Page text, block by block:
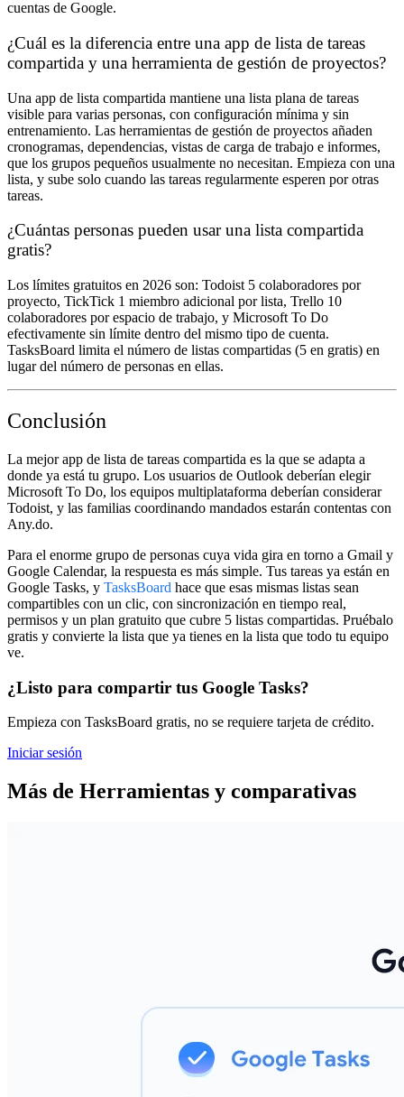
cuentas de Google.
¿Cuál es la diferencia entre una app de lista de tareas
compartida y una herramienta de gestión de proyectos?
Una app de lista compartida mantiene una lista plana de tareas
visible para varias personas, con configuración mínima y sin
entrenamiento. Las herramientas de gestión de proyectos añaden
cronogramas, dependencias, vistas de carga de trabajo e informes,
que los grupos pequeños usualmente no necesitan. Empieza con una
lista, y sube solo cuando las tareas regularmente esperen por otras
tareas.
¿Cuántas personas pueden usar una lista compartida
gratis?
Los límites gratuitos en 2026 son: Todoist 5 colaboradores por
proyecto, TickTick 1 miembro adicional por lista, Trello 10
colaboradores por espacio de trabajo, y Microsoft To Do
efectivamente sin límite dentro del mismo tipo de cuenta.
TasksBoard limita el número de listas compartidas (5 en gratis) en
lugar del número de personas en ellas.
Conclusión
La mejor app de lista de tareas compartida es la que se adapta a
donde ya está tu grupo. Los usuarios de Outlook deberían elegir
Microsoft To Do, los equipos multiplataforma deberían considerar
Todoist, y las familias coordinando mandados estarán contentas con
Any.do.
Para el enorme grupo de personas cuya vida gira en torno a Gmail y
Google Calendar, la respuesta es más simple. Tus tareas ya están en
Google Tasks, y TasksBoard hace que esas mismas listas sean
compartibles con un clic, con sincronización en tiempo real,
permisos y un plan gratuito que cubre 5 listas compartidas. Pruébalo
gratis y convierte la lista que ya tienes en la lista que todo tu equipo
ve.
¿Listo para compartir tus Google Tasks?
Empieza con TasksBoard gratis, no se requiere tarjeta de crédito.
Iniciar sesión
Más de Herramientas y comparativas